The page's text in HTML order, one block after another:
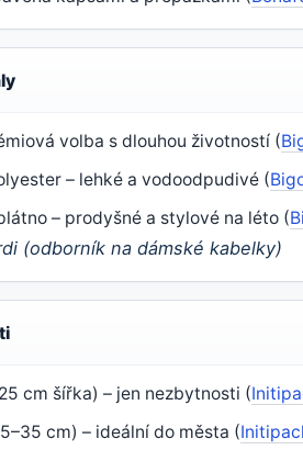
volba s dlouhou životností (
– lehké a vodoodpudivé (
– prodyšné a stylové na léto (
(odborník na dámské kabelky)
cm šířka) – jen nezbytnosti (
cm) – ideální do města (